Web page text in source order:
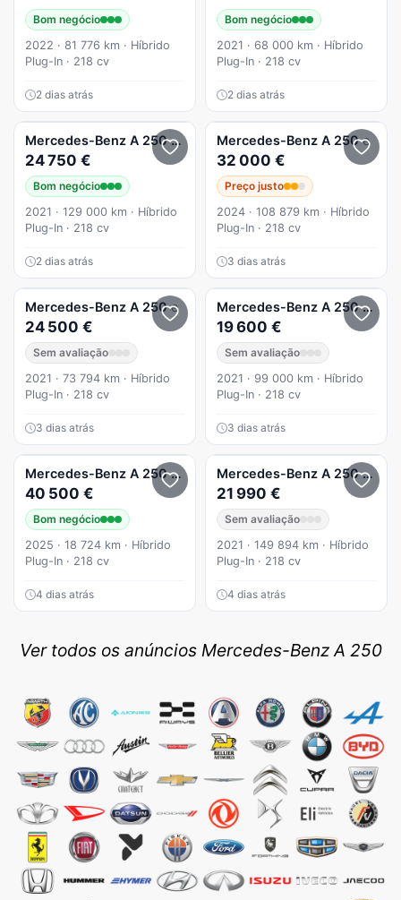
Bom negócio
2022 · 81 776 km · Híbrido
Plug-In · 218 cv
2 dias atrás
Bom negócio
2021 · 68 000 km · Híbrido
Plug-In · 218 cv
2 dias atrás
Mercedes-Benz A 250 e Progressive
24 750 €
Bom negócio
2021 · 129 000 km · Híbrido
Plug-In · 218 cv
2 dias atrás
Mercedes-Benz A 250 e
32 000 €
Preço justo
2024 · 108 879 km · Híbrido
Plug-In · 218 cv
3 dias atrás
Mercedes-Benz A 250 e
24 500 €
Sem avaliação
2021 · 73 794 km · Híbrido
Plug-In · 218 cv
3 dias atrás
Mercedes-Benz A 250 e 8G-
19 600 €
Sem avaliação
2021 · 99 000 km · Híbrido
Plug-In · 218 cv
3 dias atrás
Mercedes-Benz A 250 e 8G-DCT AMG Line Advanced Plus
40 500 €
Bom negócio
2025 · 18 724 km · Híbrido
Plug-In · 218 cv
4 dias atrás
Mercedes-Benz A 250 8G-
21 990 €
Sem avaliação
2021 · 149 894 km · Híbrido
Plug-In · 218 cv
4 dias atrás
Ver todos os anúncios Mercedes-Benz A 250